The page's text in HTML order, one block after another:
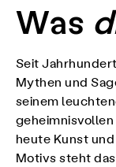
Was
Seit
Mythen und
seinem
geheimnisvollen
heute Kunst
Motivs steht